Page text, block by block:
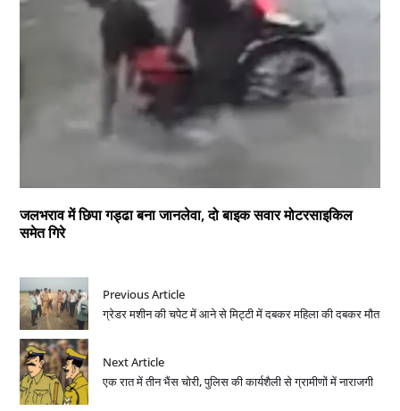
जलभराव में छिपा गड्ढा बना जानलेवा, दो बाइक सवार मोटरसाइकिल
समेत गिरे
Previous Article
ग्रेडर मशीन की चपेट में आने से मिट्टी में दबकर महिला की दबकर मौत
Next Article
एक रात में तीन भैंस चोरी, पुलिस की कार्यशैली से ग्रामीणों में नाराजगी